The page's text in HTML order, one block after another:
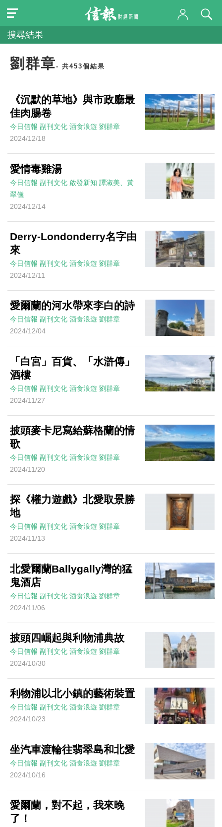
搜尋結果
劉群章- 共453個結果
《沉默的草地》與市政廳最
佳肉腸卷
今日信報 副刊文化 酒食浪遊 劉群章
2024/12/18
愛情毒雞湯
今日信報 副刊文化 啟發新知 譚淑美、黃
翠儀
2024/12/14
Derry-Londonderry名字由
來
今日信報 副刊文化 酒食浪遊 劉群章
2024/12/11
愛爾蘭的河水帶來李白的詩
今日信報 副刊文化 酒食浪遊 劉群章
2024/12/04
「白宮」百貨、「水滸傳」
酒樓
今日信報 副刊文化 酒食浪遊 劉群章
2024/11/27
披頭麥卡尼寫給蘇格蘭的情
歌
今日信報 副刊文化 酒食浪遊 劉群章
2024/11/20
探《權力遊戲》北愛取景勝
地
今日信報 副刊文化 酒食浪遊 劉群章
2024/11/13
北愛爾蘭Ballygally灣的猛
鬼酒店
今日信報 副刊文化 酒食浪遊 劉群章
2024/11/06
披頭四崛起與利物浦典故
今日信報 副刊文化 酒食浪遊 劉群章
2024/10/30
利物浦以北小鎮的藝術裝置
今日信報 副刊文化 酒食浪遊 劉群章
2024/10/23
坐汽車渡輪往翡翠島和北愛
今日信報 副刊文化 酒食浪遊 劉群章
2024/10/16
愛爾蘭，對不起，我來晚
了！